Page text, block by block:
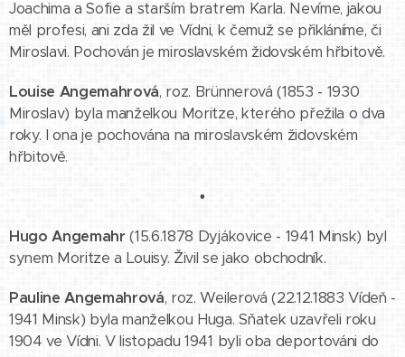
Joachima a Sofie a starším bratrem Karla. Nevíme, jakou
měl profesi, ani zda žil ve Vídni, k čemuž se přikláníme, či
Miroslavi. Pochován je miroslavském židovském hřbitově.
Louise Angemahrová, roz. Brünnerová (1853 - 1930
Miroslav) byla manželkou Moritze, kterého přežila o dva
roky. I ona je pochována na miroslavském židovském
hřbitově.
•
Hugo Angemahr (15.6.1878 Dyjákovice - 1941 Minsk) byl
synem Moritze a Louisy. Živil se jako obchodník.
Pauline Angemahrová, roz. Weilerová (22.12.1883 Vídeň -
1941 Minsk) byla manželkou Huga. Sňatek uzavřeli roku
1904 ve Vídni. V listopadu 1941 byli oba deportováni do